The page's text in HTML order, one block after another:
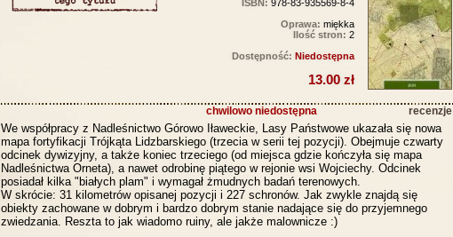
ISBN: 978-83-935569-8-4
Oprawa: miękka
Ilość stron: 2
Dostępność: Niedostępna
13.00 zł
chwilowo niedostępna recenzje
We współpracy z Nadleśnictwo Górowo Iławeckie, Lasy Państwowe ukazała się nowa
mapa fortyfikacji Trójkąta Lidzbarskiego (trzecia w serii tej pozycji). Obejmuje czwarty
odcinek dywizyjny, a także koniec trzeciego (od miejsca gdzie kończyła się mapa
Nadleśnictwa Orneta), a nawet odrobinę piątego w rejonie wsi Wojciechy. Odcinek
posiadał kilka "białych plam" i wymagał żmudnych badań terenowych.
W skrócie: 31 kilometrów opisanej pozycji i 227 schronów. Jak zwykle znajdą się
obiekty zachowane w dobrym i bardzo dobrym stanie nadające się do przyjemnego
zwiedzania. Reszta to jak wiadomo ruiny, ale jakże malownicze :)